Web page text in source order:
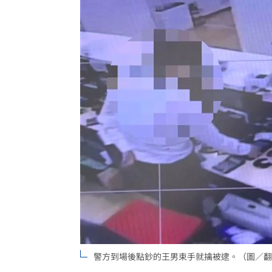
警方到場後點鈔的王男束手就擒被逮。（圖／